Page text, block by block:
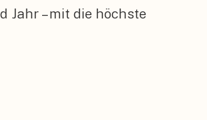
Jahr – mit die höchste